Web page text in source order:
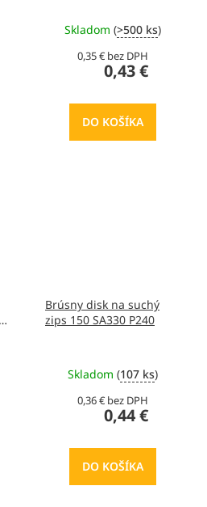
Skladom (>500 ks)
0,35 € bez DPH
0,43 €
DO KOŠÍKA
Brúsny disk na suchý
zips 150 SA330 P240
Skladom (107 ks)
0,36 € bez DPH
0,44 €
DO KOŠÍKA